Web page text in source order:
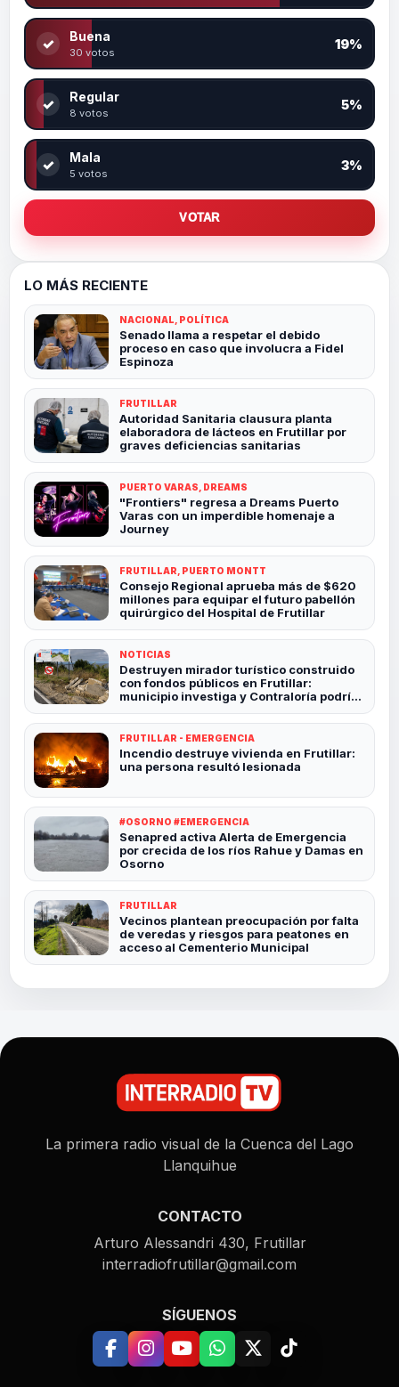
✓ Buena
30 votos
19%
✓ Regular
8 votos
5%
✓ Mala
5 votos
3%
VOTAR
LO MÁS RECIENTE
NACIONAL, POLÍTICA
Senado llama a respetar el debido
proceso en caso que involucra a Fidel
Espinoza
FRUTILLAR
Autoridad Sanitaria clausura planta
elaboradora de lácteos en Frutillar por
graves deficiencias sanitarias
PUERTO VARAS, DREAMS
"Frontiers" regresa a Dreams Puerto
Varas con un imperdible homenaje a
Journey
FRUTILLAR, PUERTO MONTT
Consejo Regional aprueba más de $620
millones para equipar el futuro pabellón
quirúrgico del Hospital de Frutillar
NOTICIAS
Destruyen mirador turístico construido
con fondos públicos en Frutillar:
municipio investiga y Contraloría podría
FRUTILLAR - EMERGENCIA
Incendio destruye vivienda en Frutillar:
una persona resultó lesionada
#OSORNO #EMERGENCIA
Senapred activa Alerta de Emergencia
por crecida de los ríos Rahue y Damas en
Osorno
FRUTILLAR
Vecinos plantean preocupación por falta
de veredas y riesgos para peatones en
acceso al Cementerio Municipal
La primera radio visual de la Cuenca del Lago
Llanquihue
CONTACTO
Arturo Alessandri 430, Frutillar
interradiofrutillar@gmail.com
SÍGUENOS